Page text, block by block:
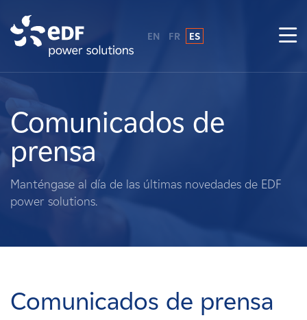
Sobre nosotros
Qué hacemos
Terratenientes
Carreras
EN FR ES
Comunicados de
prensa
Manténgase al día de las últimas novedades de EDF
power solutions.
Comunicados de prensa